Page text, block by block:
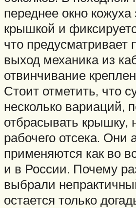
переднее окно кожуха
крышкой и
что предусматривает
выход механика из
отвинчивание
Стоит отметить, что
несколько вариаций,
отбрасывать крышку,
рабочего отсека. Они
применяются как во
и в России. Почему
выбрали
остается только